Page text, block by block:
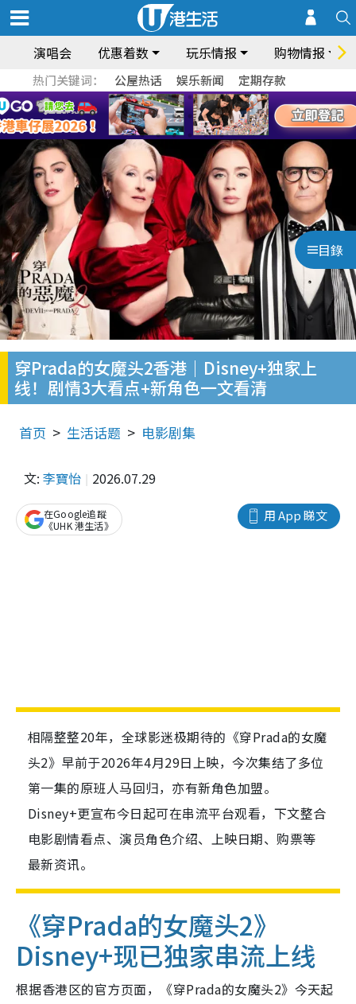
演唱会 优惠着数 玩乐情报 购物情报
热门关键词： 公屋热话 娱乐新闻 定期存款
目錄
穿Prada的女魔头2香港｜Disney+独家上
线！剧情3大看点+新角色一文看清
首页 生活话题 电影剧集
文: 李寶怡 2026.07.29
用 App 睇文
在Google追蹤
《UHK 港生活》
相隔整整20年，全球影迷极期待的《穿Prada的女魔
头2》早前于2026年4月29日上映，今次集结了多位
第一集的原班人马回归，亦有新角色加盟。
Disney+更宣布今日起可在串流平台观看，下文整合
电影剧情看点、演员角色介绍、上映日期、购票等
最新资讯。
《穿Prada的女魔头2》
Disney+现已独家串流上线
根据香港区的官方页面，《穿Prada的女魔头2》今天起